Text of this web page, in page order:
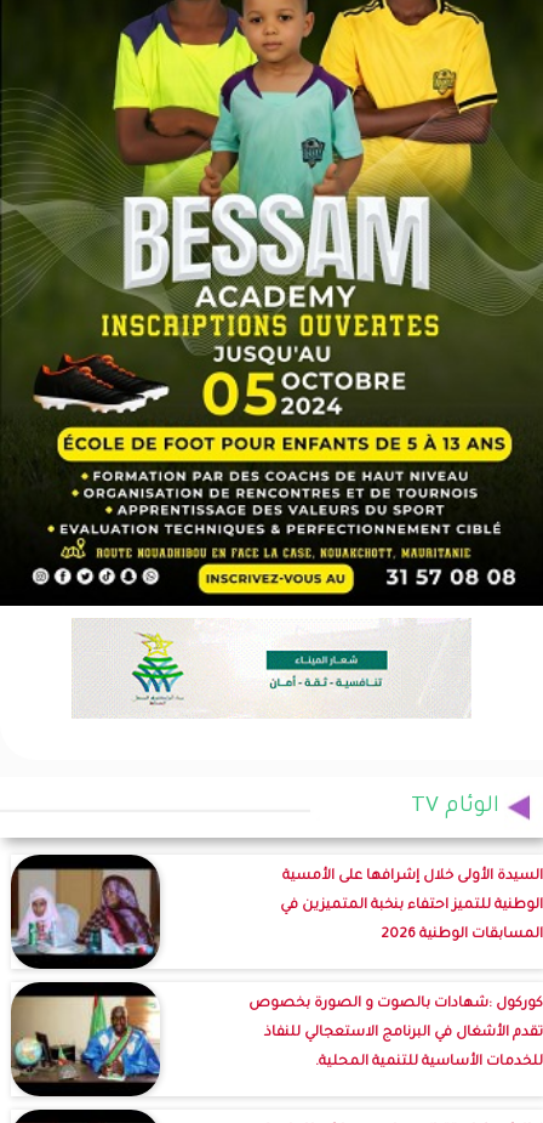
الوئام TV
السيدة الأولى خلال إشرافها على الأمسية
الوطنية للتميز احتفاء بنخبة المتميزين في
المسابقات الوطنية 2026
كوركول :شهادات بالصوت و الصورة بخصوص
تقدم الأشغال في البرنامج الاستعجالي للنفاذ
للخدمات الأساسية للتنمية المحلية.